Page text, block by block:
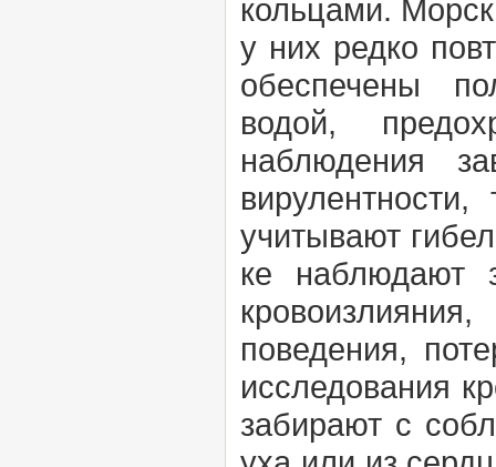
кольцами.
у них редко
обеспечены
водой,
наблюдения
учитывают
ке наблюдают
поведения,
исследования
забирают с